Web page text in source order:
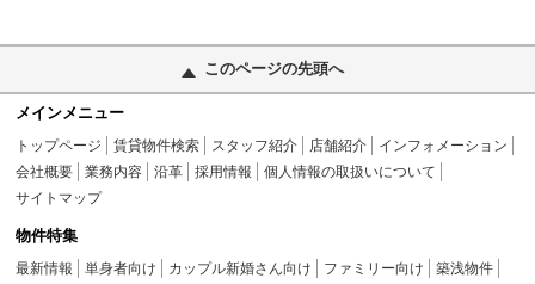
このページの先頭へ
メインメニュー
トップページ 賃貸物件検索 スタッフ紹介 店舗紹介
インフォメーション
会社概要
業務内容 沿革 採用情報
個人情報の取扱いについて
サイトマップ
物件特集
最新情報 単身者向け カップル新婚さん向け ファミリー向け
築浅物件